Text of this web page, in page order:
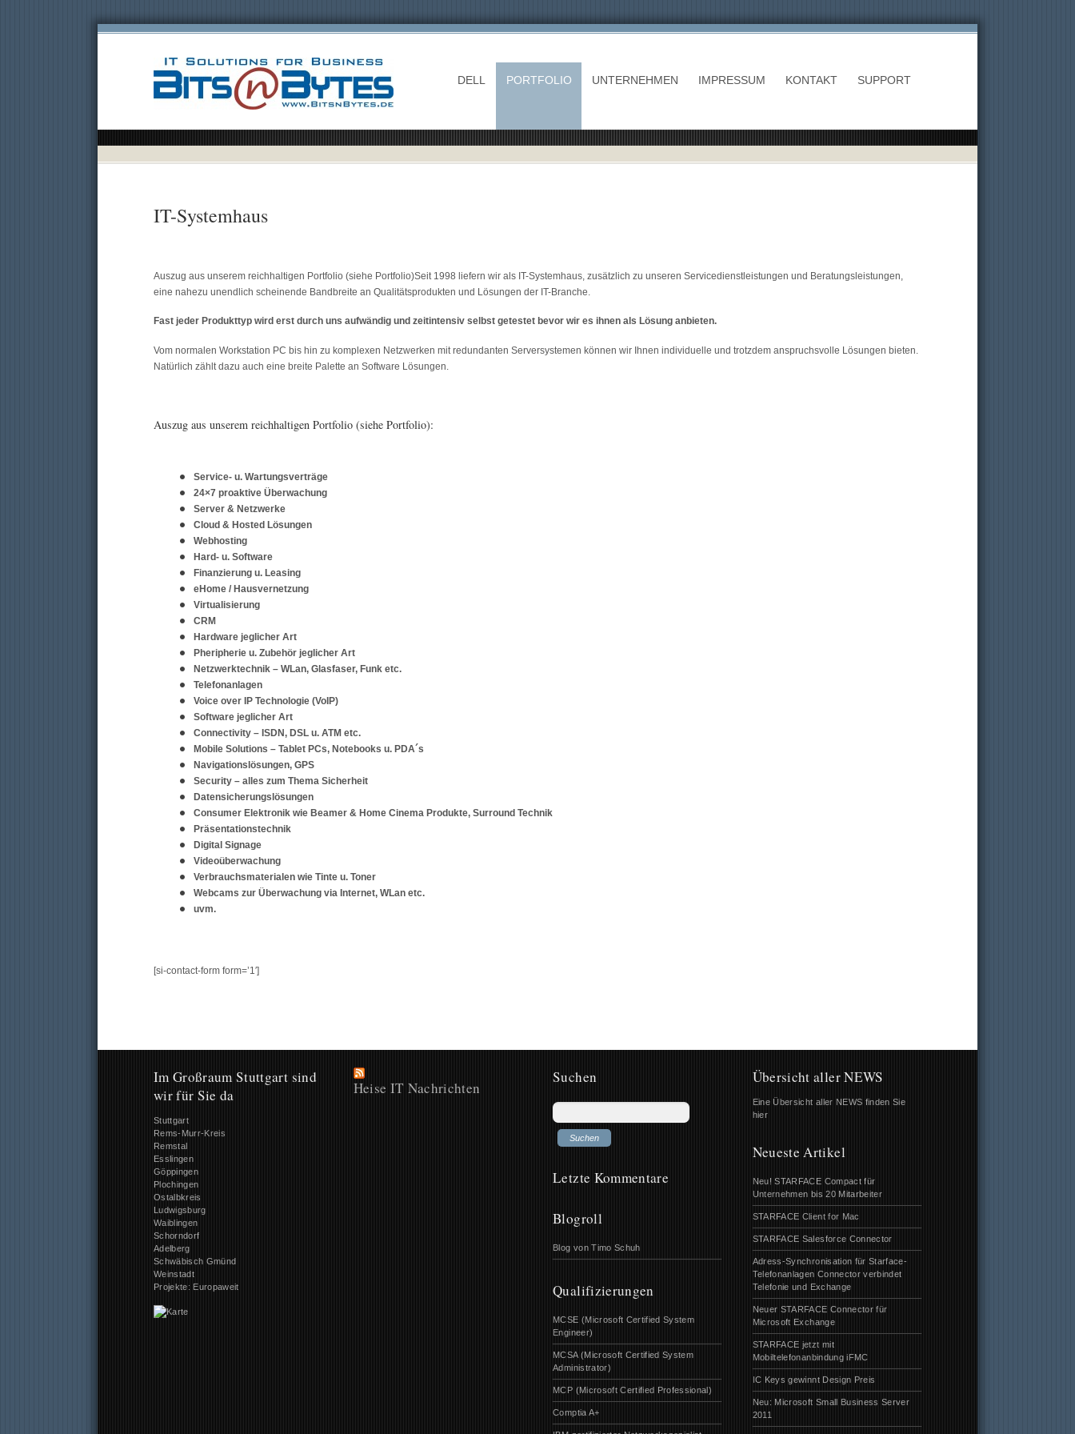
DELL PORTFOLIO UNTERNEHMEN IMPRESSUM KONTAKT SUPPORT
IT-Systemhaus
Auszug aus unserem reichhaltigen Portfolio (siehe Portfolio)Seit 1998 liefern wir als IT-Systemhaus, zusätzlich zu unseren Servicedienstleistungen und Beratungsleistungen,
eine nahezu unendlich scheinende Bandbreite an Qualitätsprodukten und Lösungen der IT-Branche.
Fast jeder Produkttyp wird erst durch uns aufwändig und zeitintensiv selbst getestet bevor wir es ihnen als Lösung anbieten.
Vom normalen Workstation PC bis hin zu komplexen Netzwerken mit redundanten Serversystemen können wir Ihnen individuelle und trotzdem anspruchsvolle Lösungen bieten.
Natürlich zählt dazu auch eine breite Palette an Software Lösungen.
Auszug aus unserem reichhaltigen Portfolio (siehe Portfolio):
Service- u. Wartungsverträge
24×7 proaktive Überwachung
Server & Netzwerke
Cloud & Hosted Lösungen
Webhosting
Hard- u. Software
Finanzierung u. Leasing
eHome / Hausvernetzung
Virtualisierung
CRM
Hardware jeglicher Art
Pheripherie u. Zubehör jeglicher Art
Netzwerktechnik – WLan, Glasfaser, Funk etc.
Telefonanlagen
Voice over IP Technologie (VoIP)
Software jeglicher Art
Connectivity – ISDN, DSL u. ATM etc.
Mobile Solutions – Tablet PCs, Notebooks u. PDA´s
Navigationslösungen, GPS
Security – alles zum Thema Sicherheit
Datensicherungslösungen
Consumer Elektronik wie Beamer & Home Cinema Produkte, Surround Technik
Präsentationstechnik
Digital Signage
Videoüberwachung
Verbrauchsmaterialen wie Tinte u. Toner
Webcams zur Überwachung via Internet, WLan etc.
uvm.
[si-contact-form form=’1′]
Im Großraum Stuttgart sind
wir für Sie da
Stuttgart
Rems-Murr-Kreis
Remstal
Esslingen
Göppingen
Plochingen
Ostalbkreis
Ludwigsburg
Waiblingen
Schorndorf
Adelberg
Schwäbisch Gmünd
Weinstadt
Projekte: Europaweit
Heise IT Nachrichten
Suchen
Letzte Kommentare
Blogroll
Blog von Timo Schuh
Qualifizierungen
MCSE (Microsoft Certified System
Engineer)
MCSA (Microsoft Certified System
Administrator)
MCP (Microsoft Certified Professional)
Comptia A+
Übersicht aller NEWS
Eine Übersicht aller NEWS finden Sie
hier
Neueste Artikel
Neu! STARFACE Compact für
Unternehmen bis 20 Mitarbeiter
STARFACE Client for Mac
STARFACE Salesforce Connector
Adress-Synchronisation für Starface-
Telefonanlagen Connector verbindet
Telefonie und Exchange
Neuer STARFACE Connector für
Microsoft Exchange
STARFACE jetzt mit
Mobiltelefonanbindung iFMC
IC Keys gewinnt Design Preis
Neu: Microsoft Small Business Server
2011